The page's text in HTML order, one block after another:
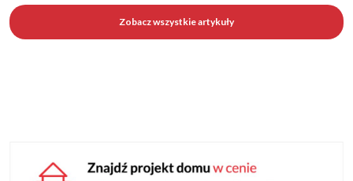
Zobacz wszystkie artykuły